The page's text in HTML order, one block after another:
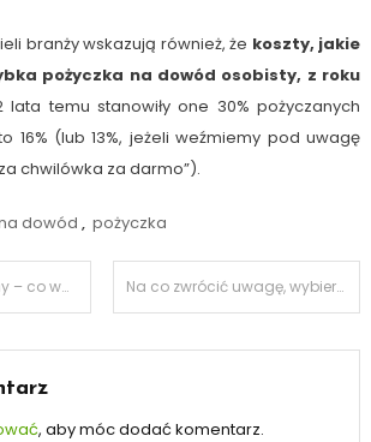
branży wskazują również, że koszty, jakie
pożyczka na dowód osobisty, z roku
lata temu stanowiły one 30% pożyczanych
16% (lub 13%, jeżeli weźmiemy pod uwagę
chwilówka za darmo”).
dowód , pożyczka
wiedzieć? Na co zwrócić uwagę, wybierając kancelarię notarialną?
, aby móc dodać komentarz.